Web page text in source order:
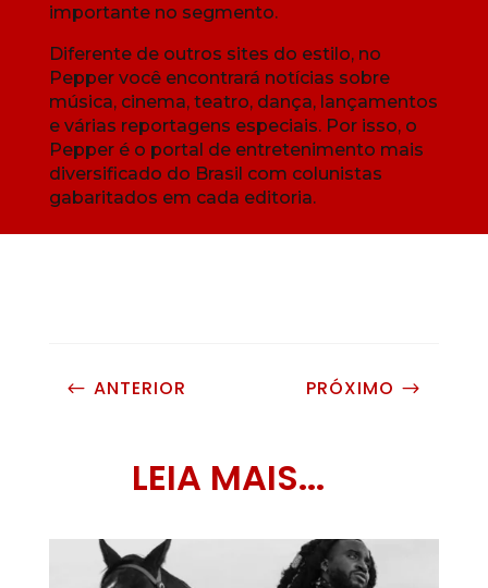
importante no segmento.
Diferente de outros sites do estilo, no
Pepper você encontrará notícias sobre
música, cinema, teatro, dança, lançamentos
e várias reportagens especiais. Por isso, o
Pepper é o portal de entretenimento mais
diversificado do Brasil com colunistas
gabaritados em cada editoria.
# ANTERIOR PRÓXIMO $
LEIA MAIS...